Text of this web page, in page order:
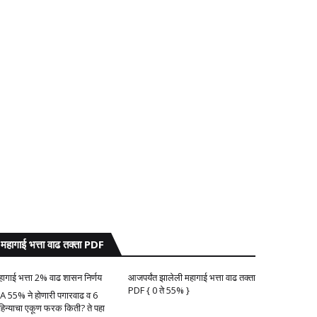
महागाई भत्ता वाढ तक्ता PDF
भत्ता 2% वाढ शासन निर्णय
आजपर्यंत झालेली महागाई भत्ता वाढ तक्ता
PDF { 0 ते 55% }
55% ने होणारी पगारवाढ व 6
एकूण फरक किती? ते पहा